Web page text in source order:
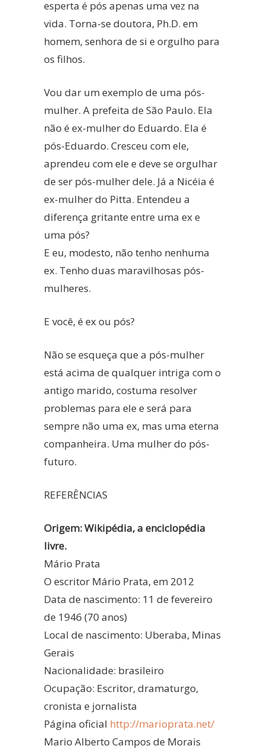
esperta é pós apenas uma vez na
vida. Torna-se doutora, Ph.D. em
homem, senhora de si e orgulho para
os filhos.
Vou dar um exemplo de uma pós-
mulher. A prefeita de São Paulo. Ela
não é ex-mulher do Eduardo. Ela é
pós-Eduardo. Cresceu com ele,
aprendeu com ele e deve se orgulhar
de ser pós-mulher dele. Já a Nicéia é
ex-mulher do Pitta. Entendeu a
diferença gritante entre uma ex e
uma pós?
E eu, modesto, não tenho nenhuma
ex. Tenho duas maravilhosas pós-
mulheres.
E você, é ex ou pós?
Não se esqueça que a pós-mulher
está acima de qualquer intriga com o
antigo marido, costuma resolver
problemas para ele e será para
sempre não uma ex, mas uma eterna
companheira. Uma mulher do pós-
futuro.
REFERÊNCIAS
Origem: Wikipédia, a enciclopédia
livre.
Mário Prata
O escritor Mário Prata, em 2012
Data de nascimento: 11 de fevereiro
de 1946 (70 anos)
Local de nascimento: Uberaba, Minas
Gerais
Nacionalidade: brasileiro
Ocupação: Escritor, dramaturgo,
cronista e jornalista
Página oficial http://marioprata.net/
Mario Alberto Campos de Morais